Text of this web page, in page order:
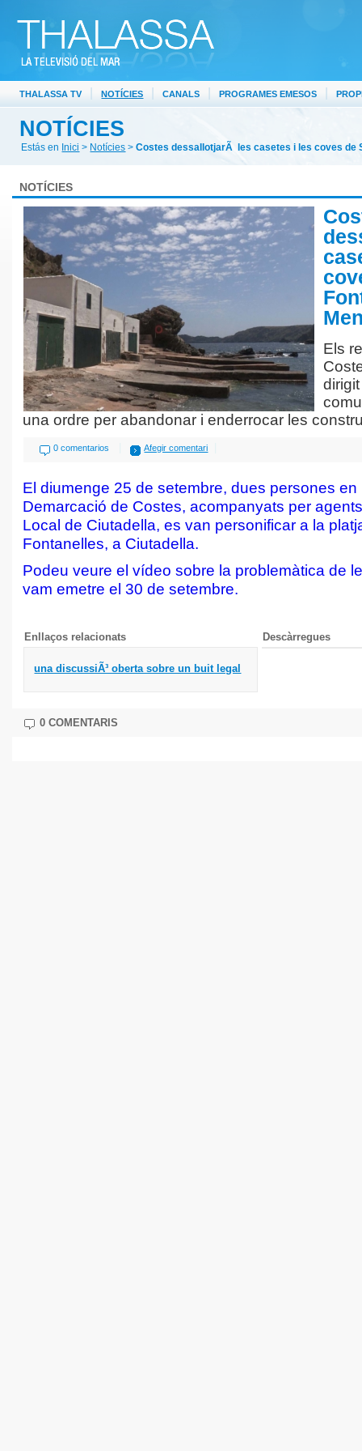
THALASSA TV NOTÍCIES CANALS PROGRAMES EMESOS
NOTÍCIES
Estás en Inici > Notícies > Costes dessallotjarÃ les casetes i les coves de
NOTÍCIES
Els
una ordre per abandonar i enderrocar les
0 comentarios Afegir comentari
El diumenge 25 de setembre, dues persones
Demarcació de Costes, acompanyats per
Local de Ciutadella, es van personificar a la
Fontanelles, a Ciutadella.
Podeu veure el vídeo sobre la problemàtica de
vam emetre el 30 de setembre.
Enllaços relacionats
una discussiÃ³ oberta sobre un buit legal
Descàrregues
0 COMENTARIS